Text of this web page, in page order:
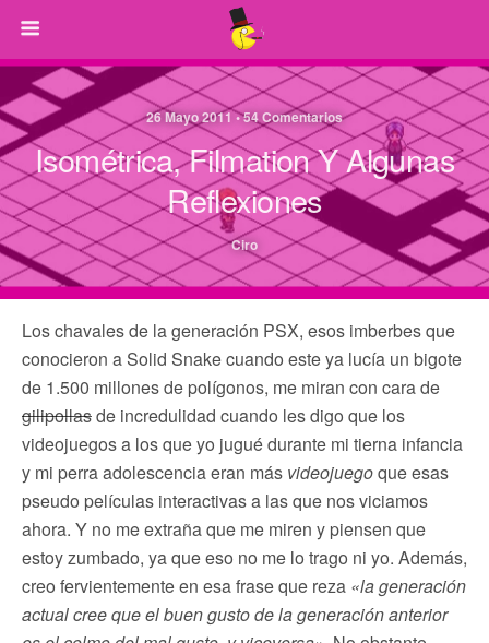
26 Mayo 2011 • 54 Comentarios
Isométrica, Filmation Y Algunas
Reflexiones
Ciro
Los chavales de la generación PSX, esos imberbes que
conocieron a Solid Snake cuando este ya lucía un bigote
de 1.500 millones de polígonos, me miran con cara de
gilipollasde incredulidad cuando les digo que los
videojuegos a los que yo jugué durante mi tierna infancia
y mi perra adolescencia eran más videojuegoque esas
pseudo películas interactivas a las que nos viciamos
ahora. Y no me extraña que me miren y piensen que
estoy zumbado, ya que eso no me lo trago ni yo. Además,
creo fervientemente en esa frase que reza «la generación
actual cree que el buen gusto de la generación anterior